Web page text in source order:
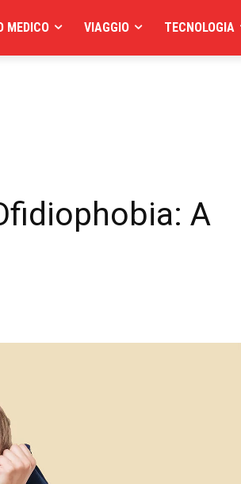
MEDICO VIAGGIO TECNOLOGIA
A